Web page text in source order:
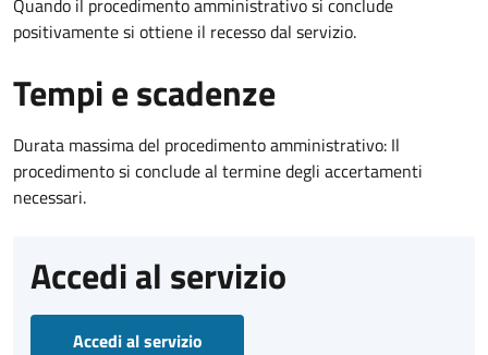
positivamente si ottiene il recesso dal servizio.
Tempi e scadenze
Durata massima del procedimento amministrativo: Il
procedimento si conclude al termine degli accertamenti
necessari.
Accedi al servizio
Accedi al servizio